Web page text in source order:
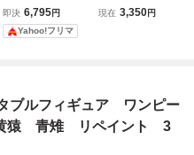
黄猿 青雉 赤犬 ま
とめ売り ワーコレ
ワールドコレクタ
即決 6,795円
Yahoo!フリマ
ノ) ワンピース ワ
現在 3,350円
ブルフィギュア ワンピー
猿 青雉 リペイント 3